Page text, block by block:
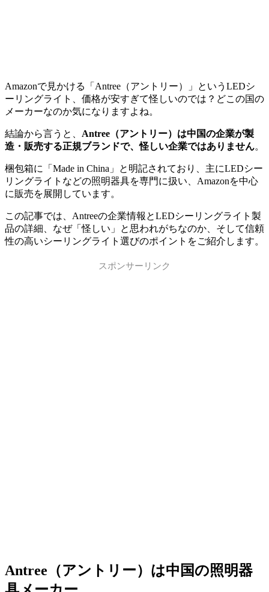
Amazonで見かける「Antree（アントリー）」というLEDシ
ーリングライト、価格が安すぎて怪しいのでは？どこの国の
メーカーなのか気になりますよね。
結論から言うと、 Antree（アントリー）は中国の企業が製
造・販売する正規ブランドで、怪しい企業ではありません。
梱包箱に「Made in China」と明記されており、主にLEDシー
リングライトなどの照明器具を専門に扱い、Amazonを中心
に販売を展開しています。
この記事では、Antreeの企業情報とLEDシーリングライト製
品の詳細、なぜ「怪しい」と思われがちなのか、そして信頼
性の高いシーリングライト選びのポイントをご紹介します。
スポンサーリンク
Antree（アントリー）は中国の照明器